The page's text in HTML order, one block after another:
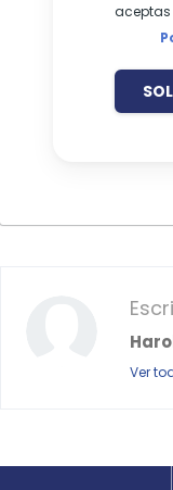
aceptas
Ver